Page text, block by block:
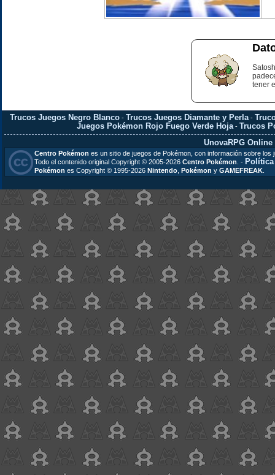
tener
Trucos Juegos Negro Blanco- Trucos Juegos Diamante y Perla-
Juegos Pokémon Rojo Fuego Verde Hoja -Trucos
UnovaRPG Online
Centro Pokémon es un sitio de juegos de Pokémon, con información sobre
Todo el contenido original Copyright © 2005-2026 Centro Pokémon . -
Pokémon es Copyright © 1995-2026 Nintendo Pokémon y GAMEFREAK